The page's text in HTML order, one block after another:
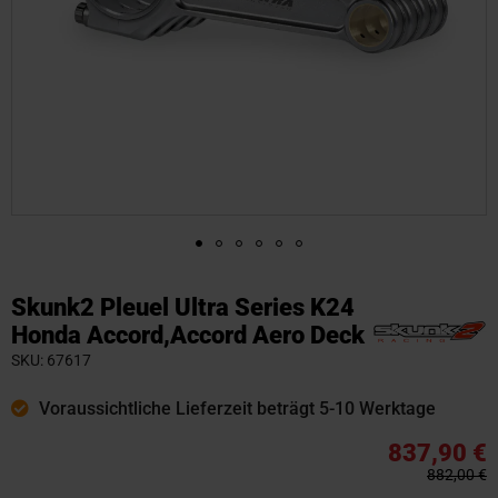
Skunk2 Pleuel Ultra Series K24
Honda Accord,Accord Aero Deck
SKU 67617
Voraussichtliche Lieferzeit beträgt 5-10 Werktage
882,00 €
837,90 €
Anfang
der
Bildgalerie